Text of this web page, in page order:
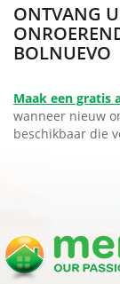
ONTVANG
BOLNUEVO
Maak een gratis
wanneer nieuw
beschikbaar die